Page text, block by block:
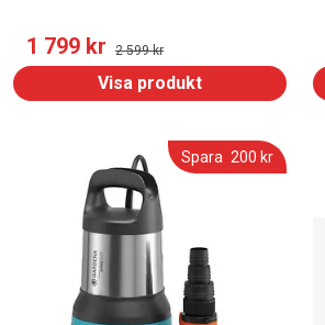
1 799 kr 2 599 kr
Visa produkt
Spara 200 kr